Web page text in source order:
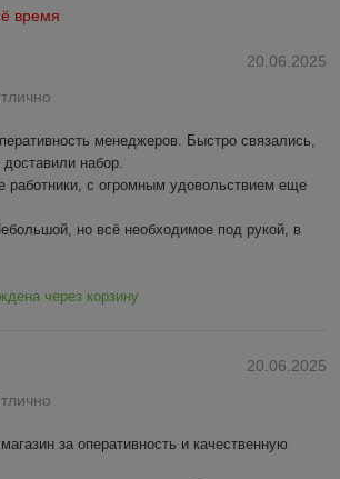
время
20.06.2025
менеджеров. Быстро связались,
набор.
работники, с огромным удовольствием еще
но всё необходимое под рукой, в
через корзину
20.06.2025
за оперативность и качественную